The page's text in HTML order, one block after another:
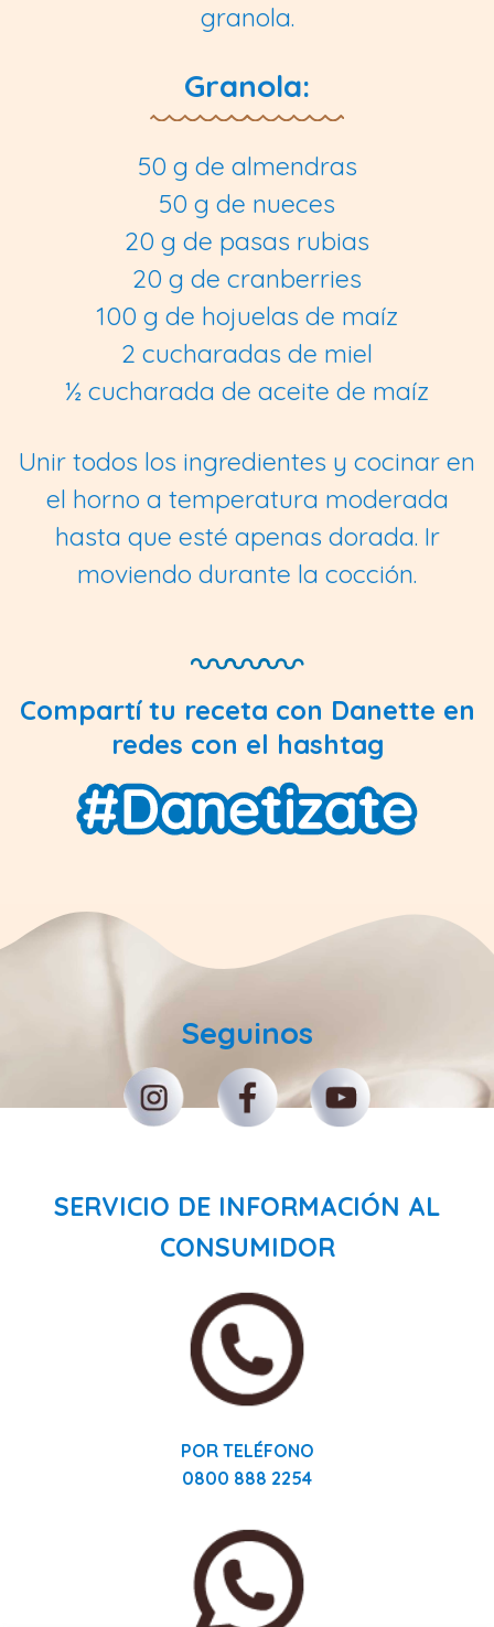
granola.
Granola:
50 g de almendras
50 g de nueces
20 g de pasas rubias
20 g de cranberries
100 g de hojuelas de maíz
2 cucharadas de miel
½ cucharada de aceite de maíz
Unir todos los ingredientes y cocinar en
el horno a temperatura moderada
hasta que esté apenas dorada. Ir
moviendo durante la cocción.
Compartí tu receta con Danette en
redes con el hashtag
Seguinos
SERVICIO DE INFORMACIÓN AL
CONSUMIDOR
POR TELÉFONO
0800 888 2254